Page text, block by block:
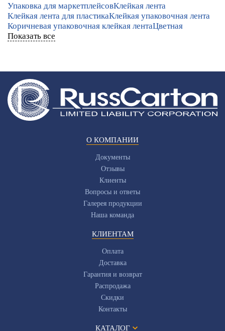
Упаковка для маркетплейсовКлейкая лента
Клейкая лента для пластикаКлейкая упаковочная лента
Коричневая упаковочная клейкая лентаЦветная
Показать все
О КОМПАНИИ
Документы
Отзывы
Клиенты
Вопросы и ответы
Галерея продукции
Наша команда
КЛИЕНТАМ
Оплата
Доставка
Гарантия и возврат
Распродажа
Скидки
Контакты
КАТАЛОГ